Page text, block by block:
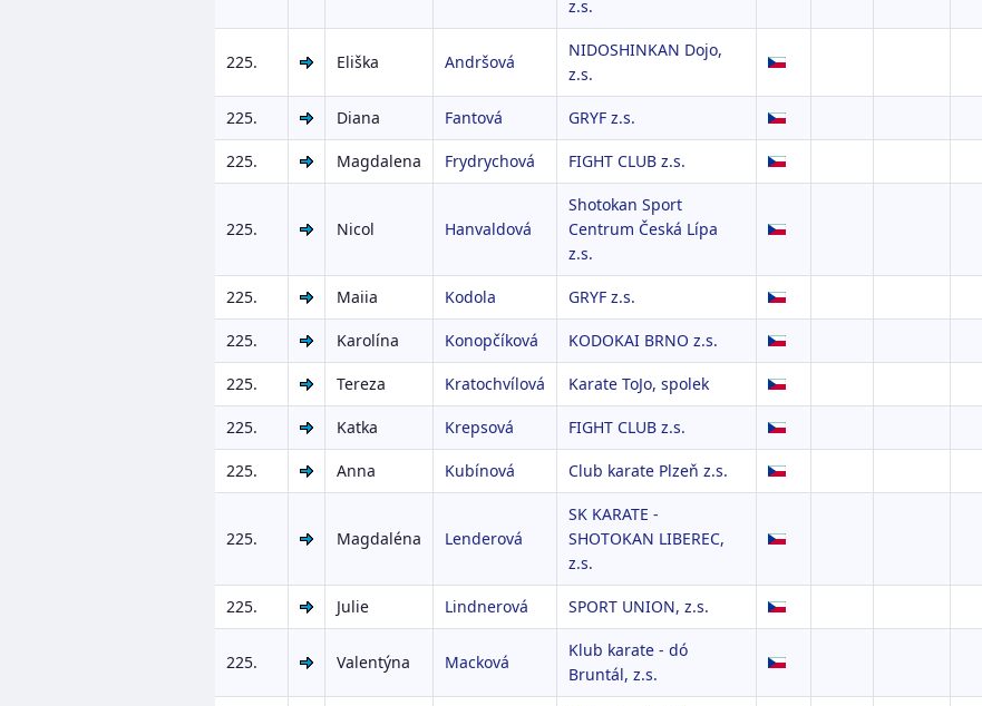
z.s.
225. Eliška Andršová
NIDOSHINKAN Dojo,
z.s.
225. Diana Fantová GRYF z.s.
225. Magdalena Frydrychová FIGHT CLUB z.s.
225. Nicol Hanvaldová
Shotokan Sport
Centrum Česká Lípa
z.s.
225. Maiia Kodola GRYF z.s.
225. Karolína Konopčíková KODOKAI BRNO z.s.
225. Tereza Kratochvílová Karate ToJo, spolek
225. Katka Krepsová FIGHT CLUB z.s.
225. Anna Kubínová Club karate Plzeň z.s.
225. Magdaléna Lenderová
SK KARATE -
SHOTOKAN LIBEREC,
z.s.
225. Julie Lindnerová SPORT UNION, z.s.
225. Valentýna Macková
Klub karate - dó
Bruntál, z.s.